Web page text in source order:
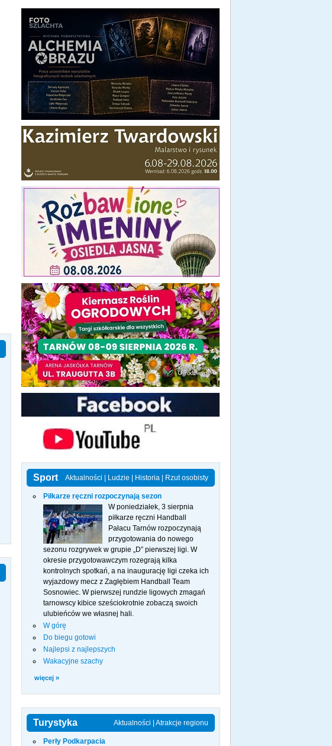
Sport Aktualności Ludzie Historia Rzut osobisty
Piłkarze ręczni rozpoczynają sezon
W poniedziałek, 3 sierpnia
piłkarze ręczni Handball
Pałacu Tarnów rozpoczynają
przygotowania do nowego
sezonu rozgrywek w grupie „D” pierwszej ligi. W
okresie przygotowawczym rozegrają kilka
kontrolnych spotkań, a na inaugurację ligi czeka ich
wyjazdowy mecz z Zagłębiem Handball Team
Sosnowiec. W pierwszej rundzie ligowych zmagań
tarnowscy kibice sześciokrotnie zobaczą swoich
ulubieńców we własnej hali.
W górę
Do biegu gotowi
Najlepsi z najlepszych
Wakacyjne szachy
więcej »
Turystyka Aktualności Atrakcje regionu
Perły Podkarpacia